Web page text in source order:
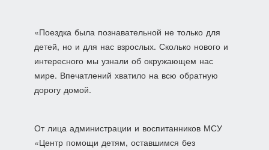
«Поездка была познавательной не только для
детей, но и для нас взрослых. Сколько нового и
интересного мы узнали об окружающем нас
мире. Впечатлений хватило на всю обратную
дорогу домой.
От лица администрации и воспитанников МСУ
«Центр помощи детям, оставшимся без